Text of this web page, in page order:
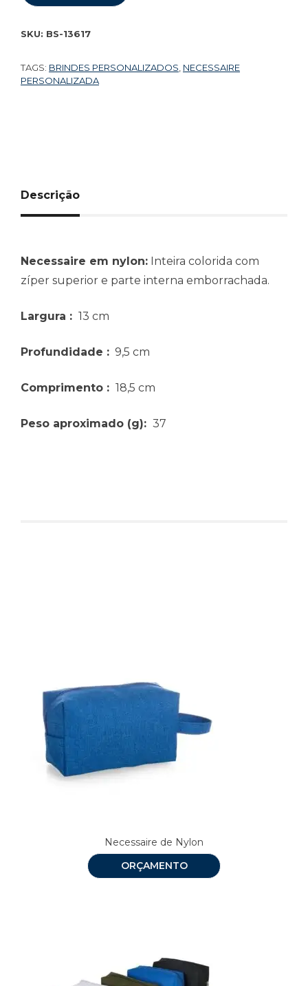
SKU: BS-13617
TAGS: BRINDES PERSONALIZADOS NECESSAIRE
PERSONALIZADA
Descrição
Necessaire em nylon: Inteira colorida com
zíper superior e parte interna emborrachada.
Largura : 13 cm
Profundidade : 9,5 cm
Comprimento : 18,5 cm
Peso aproximado (g): 37
Necessaire de Nylon
ORÇAMENTO